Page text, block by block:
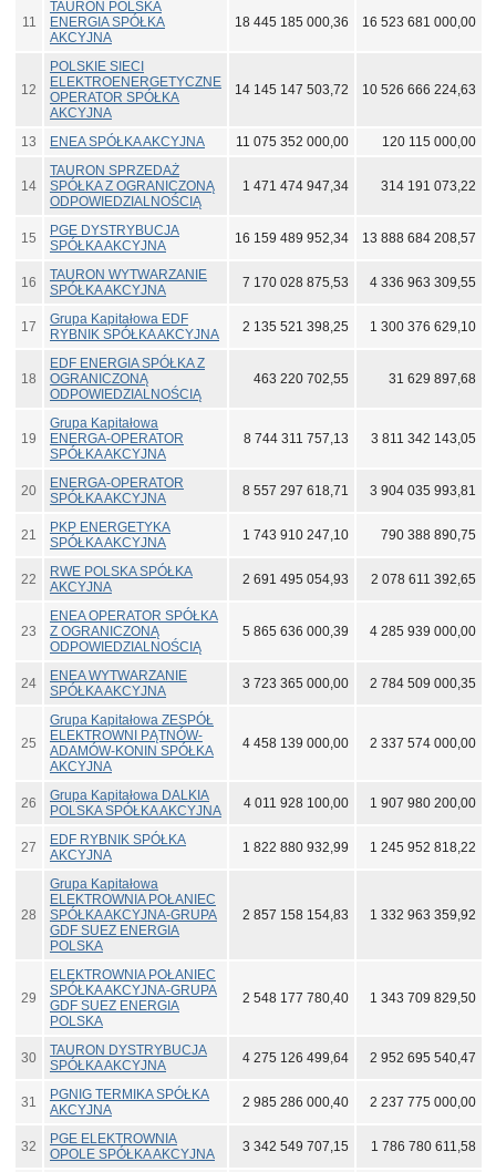
11
TAURON POLSKA
ENERGIA SPÓŁKA
AKCYJNA
18 445 185 000,36 16 523 681 000,00
12
POLSKIE SIECI
ELEKTROENERGETYCZNE
OPERATOR SPÓŁKA
AKCYJNA
14 145 147 503,72 10 526 666 224,63
13 ENEA SPÓŁKA AKCYJNA 11 075 352 000,00 120 115 000,00
14
TAURON SPRZEDAŻ
SPÓŁKA Z OGRANICZONĄ
ODPOWIEDZIALNOŚCIĄ
1 471 474 947,34 314 191 073,22
15
PGE DYSTRYBUCJA
SPÓŁKA AKCYJNA
16 159 489 952,34 13 888 684 208,57
16
TAURON WYTWARZANIE
SPÓŁKA AKCYJNA
7 170 028 875,53 4 336 963 309,55
17
Grupa Kapitałowa EDF
RYBNIK SPÓŁKA AKCYJNA
2 135 521 398,25 1 300 376 629,10
18
EDF ENERGIA SPÓŁKA Z
OGRANICZONĄ
ODPOWIEDZIALNOŚCIĄ
463 220 702,55 31 629 897,68
19
Grupa Kapitałowa
ENERGA-OPERATOR
SPÓŁKA AKCYJNA
8 744 311 757,13 3 811 342 143,05
20
ENERGA-OPERATOR
SPÓŁKA AKCYJNA
8 557 297 618,71 3 904 035 993,81
21
PKP ENERGETYKA
SPÓŁKA AKCYJNA
1 743 910 247,10 790 388 890,75
22
RWE POLSKA SPÓŁKA
AKCYJNA
2 691 495 054,93 2 078 611 392,65
23
ENEA OPERATOR SPÓŁKA
Z OGRANICZONĄ
ODPOWIEDZIALNOŚCIĄ
5 865 636 000,39 4 285 939 000,00
24
ENEA WYTWARZANIE
SPÓŁKA AKCYJNA
3 723 365 000,00 2 784 509 000,35
25
Grupa Kapitałowa ZESPÓŁ
ELEKTROWNI PĄTNÓW-
ADAMÓW-KONIN SPÓŁKA
AKCYJNA
4 458 139 000,00 2 337 574 000,00
26
Grupa Kapitałowa DALKIA
POLSKA SPÓŁKA AKCYJNA
4 011 928 100,00 1 907 980 200,00
27
EDF RYBNIK SPÓŁKA
AKCYJNA
1 822 880 932,99 1 245 952 818,22
28
Grupa Kapitałowa
ELEKTROWNIA POŁANIEC
SPÓŁKA AKCYJNA-GRUPA
GDF SUEZ ENERGIA
POLSKA
2 857 158 154,83 1 332 963 359,92
29
ELEKTROWNIA POŁANIEC
SPÓŁKA AKCYJNA-GRUPA
GDF SUEZ ENERGIA
POLSKA
2 548 177 780,40 1 343 709 829,50
30
TAURON DYSTRYBUCJA
SPÓŁKA AKCYJNA
4 275 126 499,64 2 952 695 540,47
31
PGNIG TERMIKA SPÓŁKA
AKCYJNA
2 985 286 000,40 2 237 775 000,00
32
PGE ELEKTROWNIA
OPOLE SPÓŁKA AKCYJNA
3 342 549 707,15 1 786 780 611,58